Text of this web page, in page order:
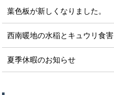
葉色板が新しくなりました。
西南暖地の水稲とキュウリ食害
夏季休暇のお知らせ